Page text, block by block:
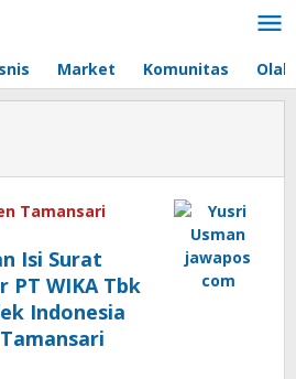
Market Komunitas
Tamansari
Isi Surat
PT WIKA Tbk
Indonesia